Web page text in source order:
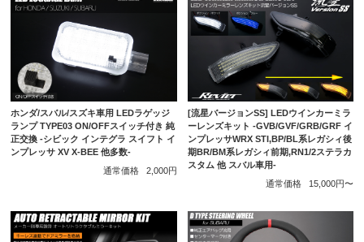
ホンダ/スバル/スズキ車用 LEDラゲッジ
ランプ TYPE03 ON/OFFスイッチ付き 純
正交換 -シビック インテグラ スイフト イ
ンプレッサ XV X-BEE 他多数-
通常価格
2,000円
[流星バージョンSS] LEDウインカーミラ
ーレンズキット -GVB/GVF/GRB/GRF イ
ンプレッサWRX STI,BP/BL系レガシィ後
期BR/BM系レガシィ前期,RN1/2ステラカ
スタム 他 スバル車用-
通常価格
15,000円〜